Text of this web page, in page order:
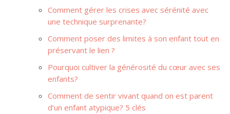
Comment gérer les crises avec sérénité avec
une technique surprenante?
Comment poser des limites à son enfant tout en
préservant le lien ?
Pourquoi cultiver la générosité du cœur avec ses
enfants?
Comment de sentir vivant quand on est parent
d’un enfant atypique? 5 clés